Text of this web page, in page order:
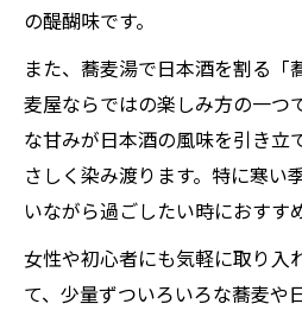
の醍醐味です。
また、蕎麦湯で日本酒を割る「
麦屋ならではの楽しみ方の一つ
な甘みが日本酒の風味を引き立
さしく染み渡ります。特に寒い
いながら過ごしたい時におすす
女性や初心者にも気軽に取り入
て、少量ずついろいろな蕎麦や